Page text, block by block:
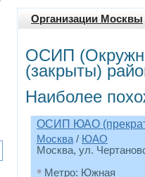
Организации Москвы
ОСИП
(закрыты)
Наиболее
ОСИП ЮАО
Москва / ЮАО
Москва, ул.
• Метро: Южная